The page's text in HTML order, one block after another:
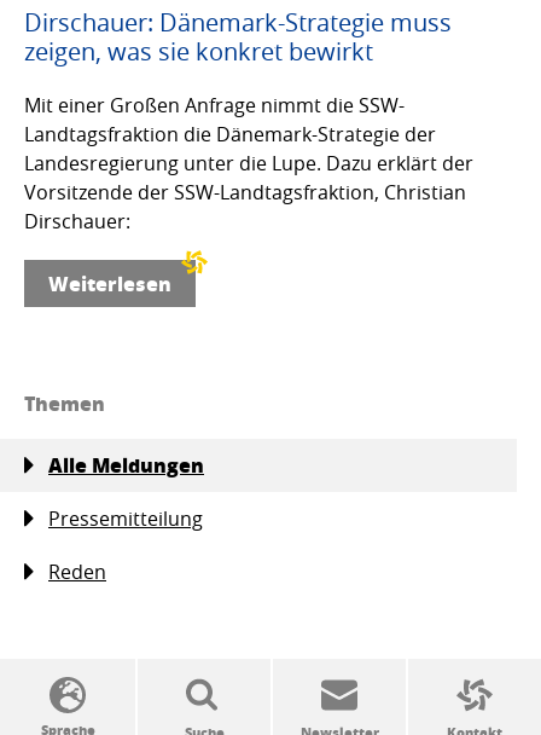
Dirschauer: Dänemark-Strategie muss
zeigen, was sie konkret bewirkt
Mit einer Großen Anfrage nimmt die SSW-
Landtagsfraktion die Dänemark-Strategie der
Landesregierung unter die Lupe. Dazu erklärt der
Vorsitzende der SSW-Landtagsfraktion, Christian
Dirschauer:
Weiterlesen
Themen
Alle Meldungen
Pressemitteilung
Reden
SSW-Politik von A bis Z